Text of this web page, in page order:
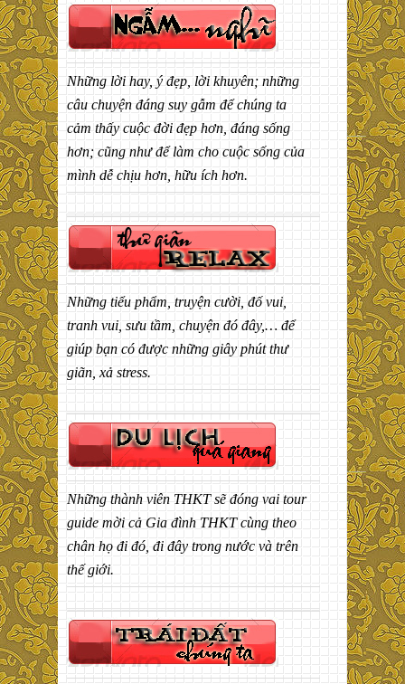
Những lời hay, ý đẹp, lời khuyên; những
câu chuyện đáng suy gẫm để chúng ta
cảm thấy cuộc đời đẹp hơn, đáng sống
hơn; cũng như để làm cho cuộc sống của
mình dễ chịu hơn, hữu ích hơn.
Những tiểu phẩm, truyện cười, đố vui,
tranh vui, sưu tầm, chuyện đó đây,… để
giúp bạn có được những giây phút thư
giãn, xả stress.
Những thành viên THKT sẽ đóng vai tour
guide mời cả Gia đình THKT cùng theo
chân họ đi đó, đi đây trong nước và trên
thế giới.